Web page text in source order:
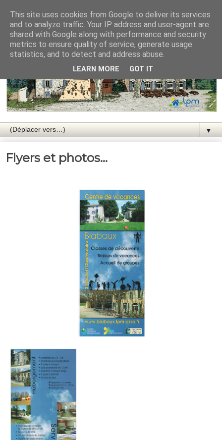
▼
Flyers et photos...
This site uses cookies from Google to deliver its services
and to analyze traffic. Your IP address and user-agent are
shared with Google along with performance and security
metrics to ensure quality of service, generate usage
statistics, and to detect and address abuse.
LEARN MORE GOT IT